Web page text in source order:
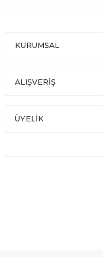
KURUMSAL
ALIŞVERİŞ
ÜYELİK